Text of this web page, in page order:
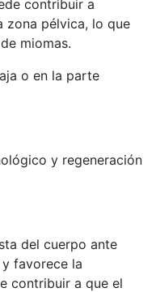
contribuir a
zona pélvica, lo que
miomas.
o en la parte
y regeneración
del cuerpo ante
favorece la
contribuir a que el